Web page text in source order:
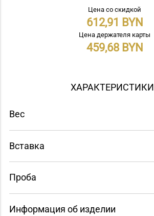
Цена со скидкой
612,91
Цена держателя карты
459,68
ХАРАКТЕРИСТИКИ
Вес
Вставка
Проба
Информация об изделии